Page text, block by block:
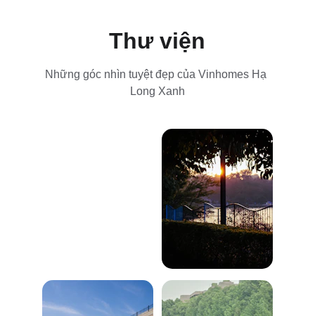
Thư viện
Những góc nhìn tuyệt đẹp của Vinhomes Hạ
Long Xanh